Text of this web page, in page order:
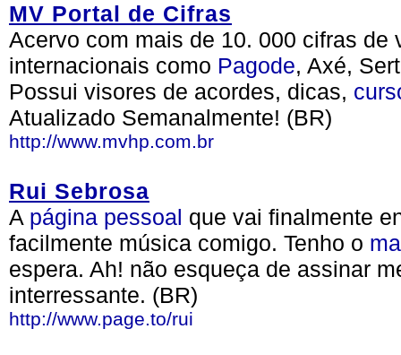
MV Portal de Cifras
Acervo com mais de 10. 000 cifras de
internacionais como Pagode, Axé,
Possui visores de acordes, dicas,
Atualizado Semanalmente! (BR)
http://www.mvhp.com.br
Rui Sebrosa
A página pessoal que vai finalmente
facilmente música comigo. Tenho o
espera. Ah! não esqueça de assinar
interressante. (BR)
http://www.page.to/rui